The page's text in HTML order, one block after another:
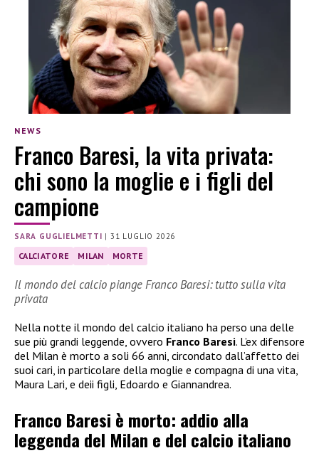
NEWS
Franco Baresi, la vita privata:
chi sono la moglie e i figli del
campione
SARA GUGLIELMETTI |31 LUGLIO 2026
CALCIATORE MILAN MORTE
Il mondo del calcio piange Franco Baresi: tutto sulla vita
privata
Nella notte il mondo del calcio italiano ha perso una delle
sue più grandi leggende, ovvero Franco Baresi. L’ex difensore
del Milan è morto a soli 66 anni, circondato dall’affetto dei
suoi cari, in particolare della moglie e compagna di una vita,
Maura Lari, e deii figli, Edoardo e Giannandrea.
Franco Baresi è morto: addio alla
leggenda del Milan e del calcio italiano